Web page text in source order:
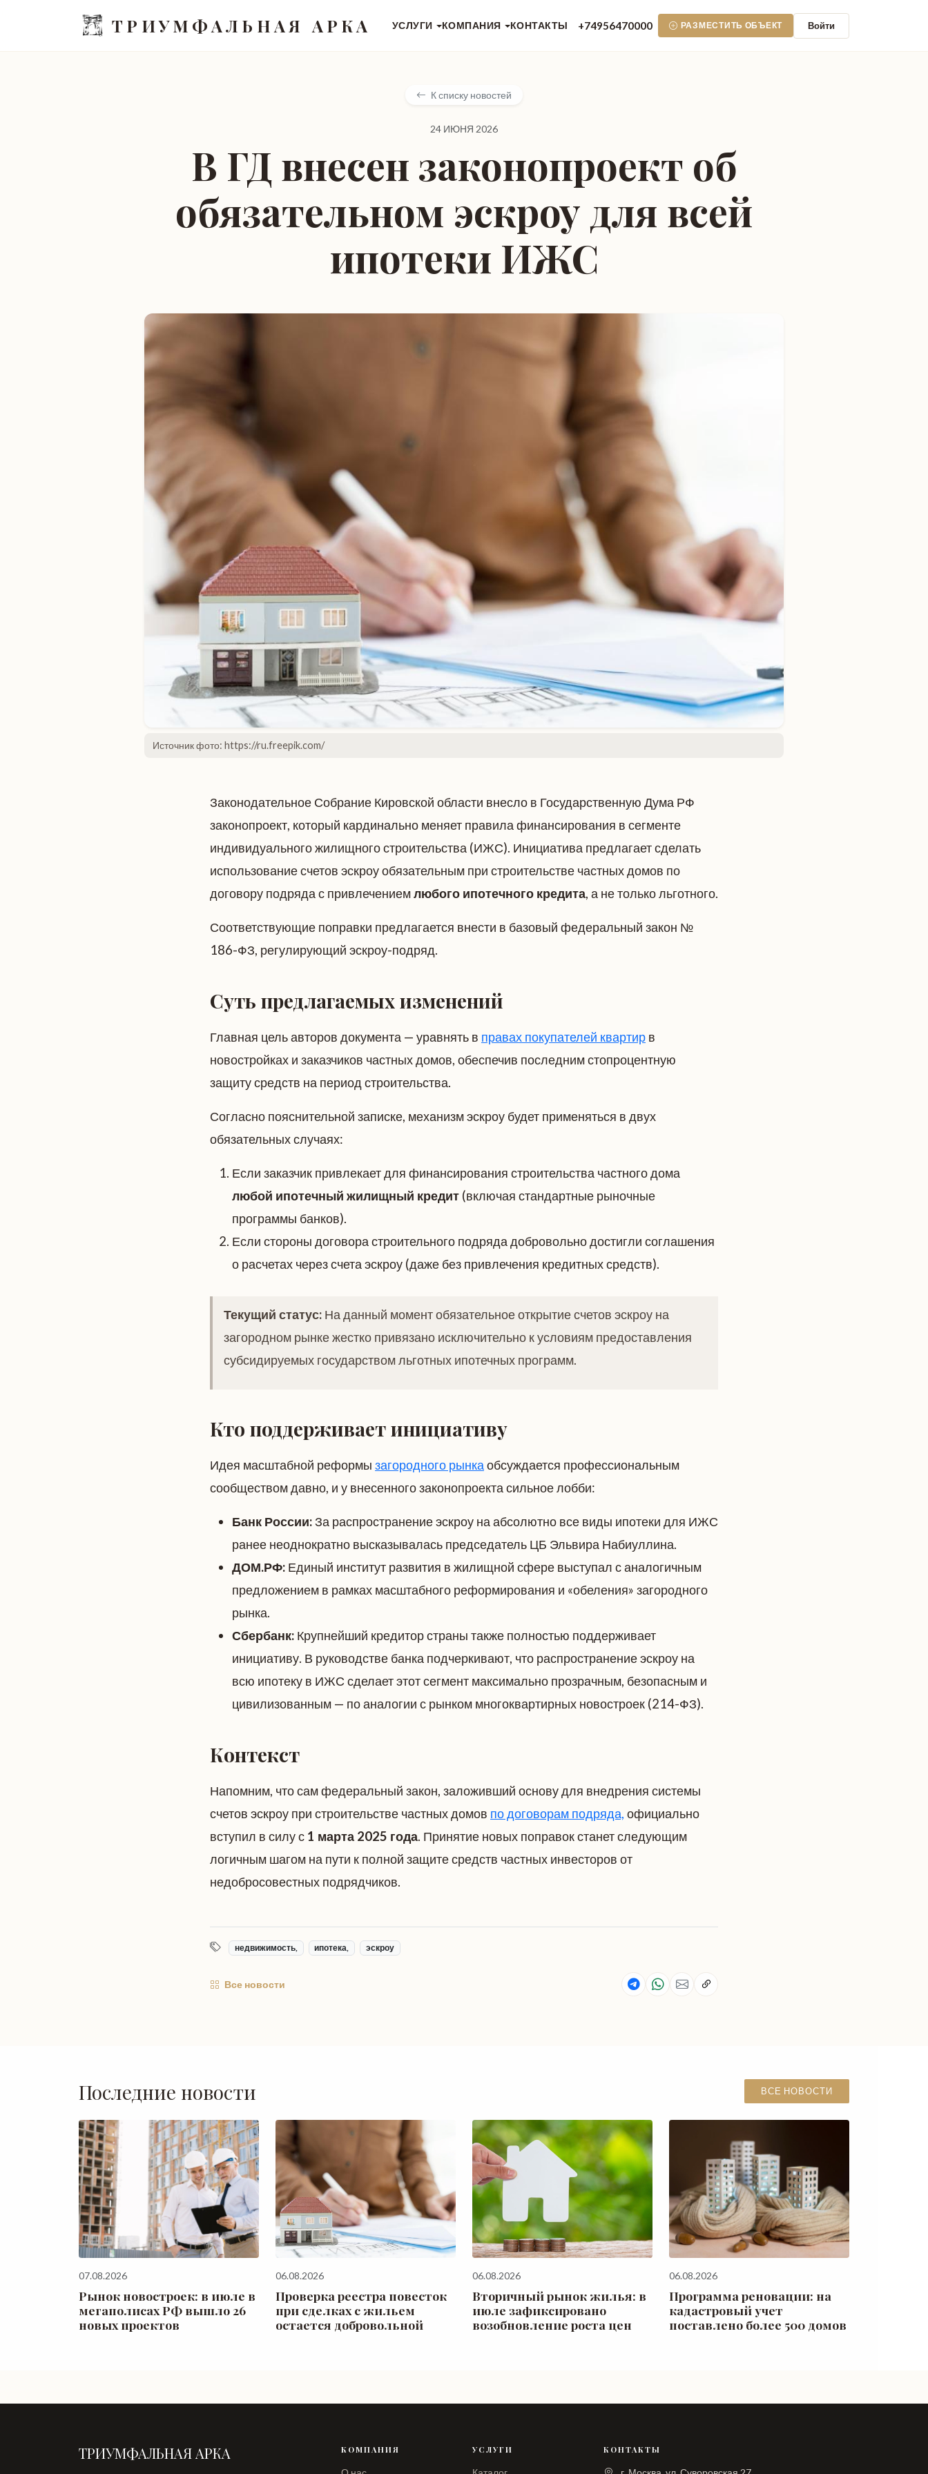
ТРИУМФАЛЬНАЯ АРКА УСЛУГИ КОМПАНИЯ КОНТАКТЫ +74956470000 РАЗМЕСТИТЬ ОБЪЕКТ Войти
К списку новостей
24 ИЮНЯ 2026
В ГД внесен законопроект об
обязательном эскроу для всей
ипотеки ИЖС
Источник фото: https://ru.freepik.com/
Законодательное Собрание Кировской области внесло в Государственную Дума РФ
законопроект, который кардинально меняет правила финансирования в сегменте
индивидуального жилищного строительства (ИЖС). Инициатива предлагает сделать
использование счетов эскроу обязательным при строительстве частных домов по
договору подряда с привлечениемлюбого ипотечного кредита, а не только льготного.
Соответствующие поправки предлагается внести в базовый федеральный закон №
186-ФЗ, регулирующий эскроу-подряд.
Суть предлагаемых изменений
Главная цель авторов документа — уравнять в правах покупателей квартир в
новостройках и заказчиков частных домов, обеспечив последним стопроцентную
защиту средств на период строительства.
Согласно пояснительной записке, механизм эскроу будет применяться в двух
обязательных случаях:
Если заказчик привлекает для финансирования строительства частного дома
любой ипотечный жилищный кредит (включая стандартные рыночные
программы банков).
Если стороны договора строительного подряда добровольно достигли соглашения
о расчетах через счета эскроу (даже без привлечения кредитных средств).
Текущий статус: На данный момент обязательное открытие счетов эскроу на
загородном рынке жестко привязано исключительно к условиям предоставления
субсидируемых государством льготных ипотечных программ.
Кто поддерживает инициативу
Идея масштабной реформы загородного рынкаобсуждается профессиональным
сообществом давно, и у внесенного законопроекта сильное лобби:
Банк России:За распространение эскроу на абсолютно все виды ипотеки для ИЖС
ранее неоднократно высказывалась председатель ЦБ Эльвира Набиуллина.
ДОМ.РФ: Единый институт развития в жилищной сфере выступал с аналогичным
предложением в рамках масштабного реформирования и «обеления» загородного
рынка.
Сбербанк: Крупнейший кредитор страны также полностью поддерживает
инициативу. В руководстве банка подчеркивают, что распространение эскроу на
всю ипотеку в ИЖС сделает этот сегмент максимально прозрачным, безопасным и
цивилизованным — по аналогии с рынком многоквартирных новостроек (214-ФЗ).
Контекст
Напомним, что сам федеральный закон, заложивший основу для внедрения системы
счетов эскроу при строительстве частных домов по договорам подряда, официально
вступил в силу с 1 марта 2025 года. Принятие новых поправок станет следующим
логичным шагом на пути к полной защите средств частных инвесторов от
недобросовестных подрядчиков.
недвижимость, ипотека, эскроу
Все новости
Последние новости ВСЕ НОВОСТИ
07.08.2026
Рынок новостроек: в июле в
мегаполисах РФ вышло 26
новых проектов
06.08.2026
Проверка реестра повесток
при сделках с жильем
остается добровольной
06.08.2026
Вторичный рынок жилья: в
июле зафиксировано
возобновление роста цен
06.08.2026
Программа реновации: на
кадастровый учет
поставлено более 500 домов
ТРИУМФАЛЬНАЯ АРКА КОМПАНИЯ УСЛУГИ КОНТАКТЫ